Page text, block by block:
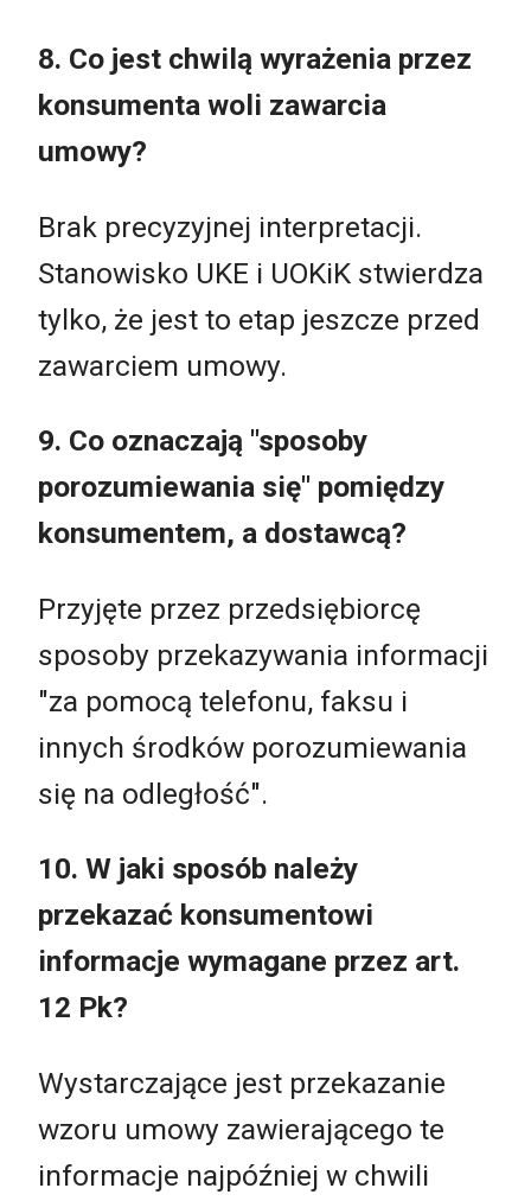
8. Co jest chwilą wyrażenia przez
konsumenta woli zawarcia
umowy?
Brak precyzyjnej interpretacji.
Stanowisko UKE i UOKiK stwierdza
tylko, że jest to etap jeszcze przed
zawarciem umowy.
9. Co oznaczają "sposoby
porozumiewania się" pomiędzy
konsumentem, a dostawcą?
Przyjęte przez przedsiębiorcę
sposoby przekazywania informacji
"za pomocą telefonu, faksu i
innych środków porozumiewania
się na odległość".
10. W jaki sposób należy
przekazać konsumentowi
informacje wymagane przez art.
12 Pk?
Wystarczające jest przekazanie
wzoru umowy zawierającego te
informacje najpóźniej w chwili